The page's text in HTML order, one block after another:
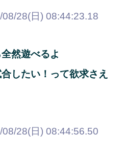
08/28(日) 08:44:23.18
然遊べるよ
したい！って欲求さえ
08/28(日) 08:44:56.50